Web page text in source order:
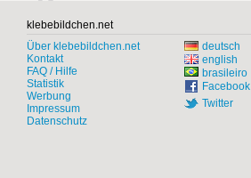
klebebildchen.net
Über klebebildchen.net
Kontakt
FAQ / Hilfe
Statistik
Werbung
Impressum
Datenschutz
deutsch
english
brasileiro
Facebook
Twitter